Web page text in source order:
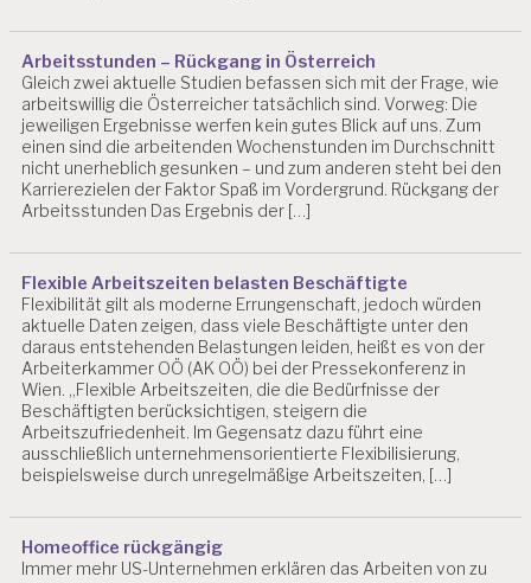
Arbeitsstunden – Rückgang in Österreich
Gleich zwei aktuelle Studien befassen sich mit der Frage, wie
arbeitswillig die Österreicher tatsächlich sind. Vorweg: Die
jeweiligen Ergebnisse werfen kein gutes Blick auf uns. Zum
einen sind die arbeitenden Wochenstunden im Durchschnitt
nicht unerheblich gesunken – und zum anderen steht bei den
Karrierezielen der Faktor Spaß im Vordergrund. Rückgang der
Arbeitsstunden Das Ergebnis der […]
Flexible Arbeitszeiten belasten Beschäftigte
Flexibilität gilt als moderne Errungenschaft, jedoch würden
aktuelle Daten zeigen, dass viele Beschäftigte unter den
daraus entstehenden Belastungen leiden, heißt es von der
Arbeiterkammer OÖ (AK OÖ) bei der Pressekonferenz in
Wien. „Flexible Arbeitszeiten, die die Bedürfnisse der
Beschäftigten berücksichtigen, steigern die
Arbeitszufriedenheit. Im Gegensatz dazu führt eine
ausschließlich unternehmensorientierte Flexibilisierung,
beispielsweise durch unregelmäßige Arbeitszeiten, […]
Homeoffice rückgängig
Immer mehr US-Unternehmen erklären das Arbeiten von zu